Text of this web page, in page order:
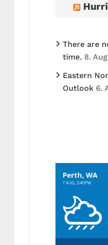
There are
time. 8.
Eastern
Outlook 6.